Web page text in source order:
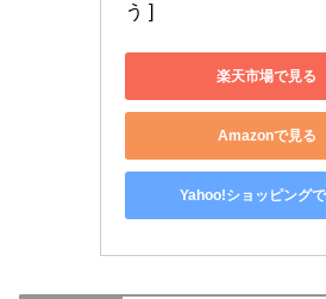
う ]
楽天市場で見る
Amazonで見る
Yahoo!ショッピング